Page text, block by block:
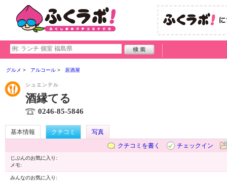
グルメ アルコール 居酒屋
シュエンテル
酒縁てる
0246-85-5846
基本情報 クチコミ
写真
クチコミを書く
チェックイン
じぶんのお気に入り:
メモ:
みんなのお気に入り: